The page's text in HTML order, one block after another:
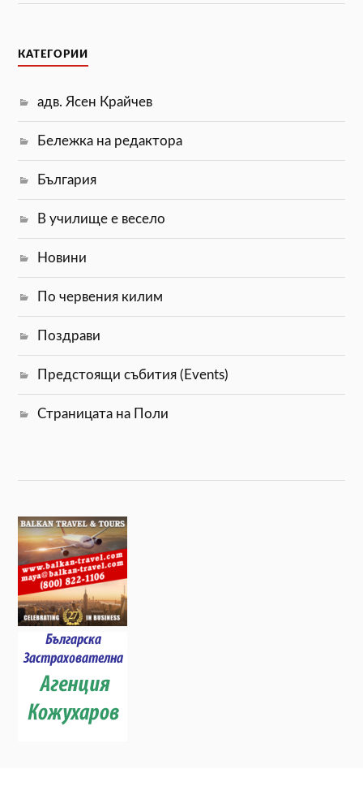
КАТЕГОРИИ
адв. Ясен Крайчев
Бележка на редактора
България
В училище е весело
Новини
По червения килим
Поздрави
Предстоящи събития (Events)
Страницата на Поли